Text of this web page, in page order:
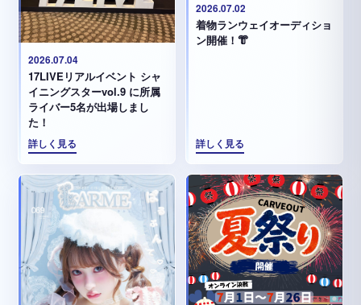
2026.07.04
17LIVEリアルイベント シャ
イニングスターvol.9 に所属
ライバー5名が出場しまし
た！
詳しく見る
2026.07.02
着物ランウェイオーディショ
ン開催！👘
詳しく見る